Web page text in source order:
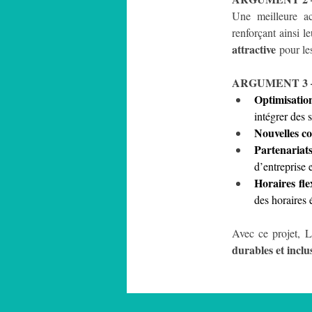
Une meilleure
renforçant ainsi
attractive pour
ARGUMENT 3
intégrer des
Nouvelles
d’entreprise
Horaires
des horaires
Avec ce projet,
durables et